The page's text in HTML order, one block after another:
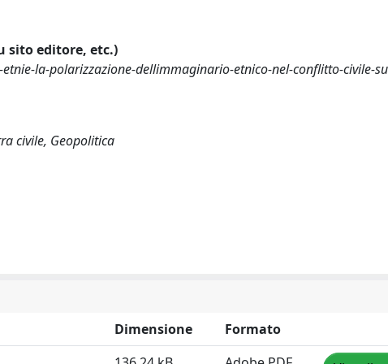
sito editore, etc.)
la-polarizzazione-dellimmaginario-etnico-nel-conflitto-civile-
civile, Geopolitica
Dimensione
Formato